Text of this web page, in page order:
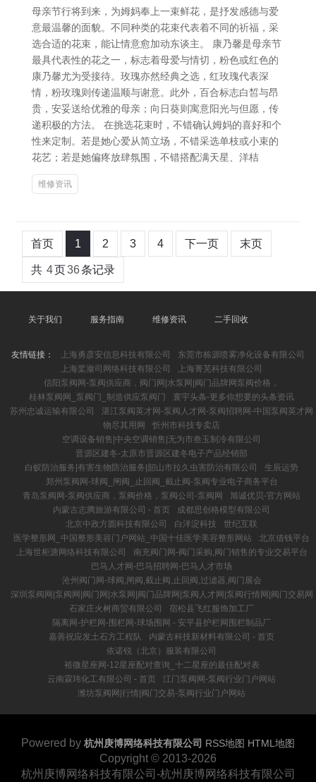
母亲节行将到来，为姆妈奉上一束鲜花，是抒发感德与爱
意最温馨的面貌。不同种类的花束代表着不同的祈福，采
选合适的花束，能让情意愈加动东谈主。 康乃馨是母亲节
最具代表性的花之一，标志着母爱与情切，粉色或红色的
康乃馨尤为受接待。玫瑰亦然经典之选，红玫瑰代表深
情，粉玫瑰则传递温顺与谢意。此外，百合标志白皙与昂
贵，安妥送给优雅的母亲；向日葵则寓意阳光与但愿，传
递积极的方法。 在挑选花束时，不错确认姆妈的喜好和个
性来定制。若是她心爱从简立场，不错采选单枝或小束的
花艺；若是她偏疼放肆氛围，不错搭配满天星、洋桔
维修资讯
首页 1 2 3 4 下一页 末页
共 4页36条记录
关于我们 服务指南 维修资讯 二手回收
友情链接： 上海勇彦安信息科技有限公司
东莞市栋源喷雾净化设备有限公司
上海桨潋司网络科技有限公司
上海菁芜科技有限公司
信阳泵阀网-泵阀供应商，阀门网|水泵网|阀门品牌网泵阀价格，
桂林泵阀网_泵阀门_制造供应泵阀门
寰宇头条-更多你想要的头条资讯
苏州忠诚运输有限公司
湛江泵阀英才网-泵阀人才网-泵阀招聘网-中国泵阀英才网
物尽其用网
忻州市科技专卖店
空调设备销售|中央空调销售|无为市叁玉制冷有限公司
晋源区建冬-太原市晋源区建冬电子产品经销部
白蚁防治服务|有害生物防治服务|韶山市拉久虫害防治有限公司
生辰运势
郑州泵阀网-球阀_闸阀_止回阀_截止阀-泵阀专业电子商务平台
青岛泵阀网-泵阀供应商，泵阀价格，泵阀公司-泵阀网
旭诚优贝-官方网站
内蒙古志腾旅游有限公司 - 首页
成都思创格模型有限公司
北京中政方圆科技有限公司
白洋淀科技
世纪互联
医学整形网_中国整形美容门户网站_中国十佳医学美容整形网站
北京借钱平台
上海世柜溏网络科技有限公司
南充阀门网-阀门采购,阀门销售的专业交易平台
巴马人才网-巴马招聘网-巴马人才市场
沧州阀门网-球阀,闸阀,截止阀,止回阀,过滤器,阀门展会
深圳泵阀网|泵阀网|阀门网|水泵网|阀门品牌网|泵阀人才网|泵阀行情网|阀门交易网
石家庄火树商贸有限公司
宿松县飞红服饰加工厂
隔离网-护栏网-围栏网-球场围网 - 安平县护栏网围栏制品厂
嘉善祝应发土石方工程队
内蒙古科技新材料有限公司 - 首页
依诺锐（北京）服装有限公司
裕微星座网-12星座配对查询_十二星座的最佳配对表
云南霖玮化工有限公司 - 首页
江门泵阀网-泵阀行业门户网站
潍坊泵阀网|行情|阀门交易-泵阀行业门户网站
Powered by 杭州庚博网络科技有限公司 RSS地图 HTML地图
Copyright © 2013-2026
杭州庚博网络科技有限公司-杭州庚博网络科技有限公司